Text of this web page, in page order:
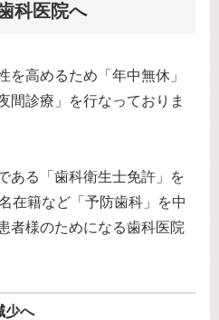
科医院へ
を高めるため「年中無休」
間診療」を行なっておりま
ある「歯科衛生士免許」を
在籍など「予防歯科」を中
者様のためになる歯科医院
少へ